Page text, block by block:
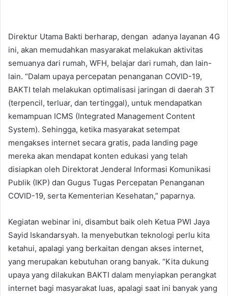
Direktur Utama Bakti berharap, dengan adanya layanan 4G
ini, akan memudahkan masyarakat melakukan aktivitas
semuanya dari rumah, WFH, belajar dari rumah, dan lain-
lain. “Dalam upaya percepatan penanganan COVID-19,
BAKTI telah melakukan optimalisasi jaringan di daerah 3T
(terpencil, terluar, dan tertinggal), untuk mendapatkan
kemampuan ICMS (Integrated Management Content
System). Sehingga, ketika masyarakat setempat
mengakses internet secara gratis, pada landing page
mereka akan mendapat konten edukasi yang telah
disiapkan oleh Direktorat Jenderal Informasi Komunikasi
Publik (IKP) dan Gugus Tugas Percepatan Penanganan
COVID-19, serta Kementerian Kesehatan,” paparnya.
Kegiatan webinar ini, disambut baik oleh Ketua PWI Jaya
Sayid Iskandarsyah. Ia menyebutkan teknologi perlu kita
ketahui, apalagi yang berkaitan dengan akses internet,
yang merupakan kebutuhan orang banyak. “Kita dukung
upaya yang dilakukan BAKTI dalam menyiapkan perangkat
internet bagi masyarakat luas, apalagi saat ini banyak yang